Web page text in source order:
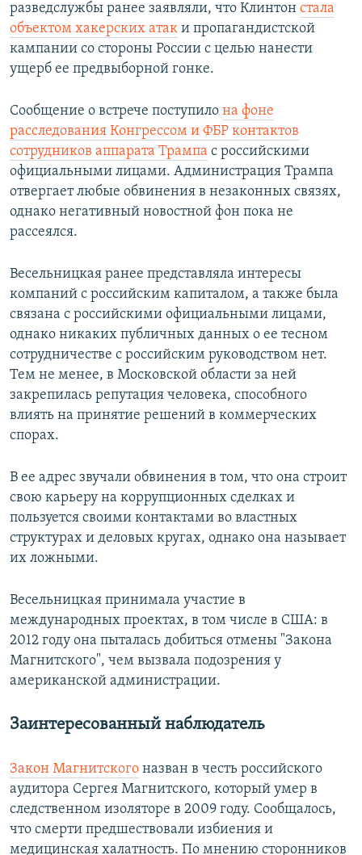
разведслужбы ранее заявляли, что Клинтон стала
объектом хакерских атак и пропагандистской
кампании со стороны России с целью нанести
ущерб ее предвыборной гонке.
Сообщение о встрече поступило на фоне
расследования Конгрессом и ФБР контактов
сотрудников аппарата Трампа с российскими
официальными лицами. Администрация Трампа
отвергает любые обвинения в незаконных связях,
однако негативный новостной фон пока не
рассеялся.
Весельницкая ранее представляла интересы
компаний с российским капиталом, а также была
связана с российскими официальными лицами,
однако никаких публичных данных о ее тесном
сотрудничестве с российским руководством нет.
Тем не менее, в Московской области за ней
закрепилась репутация человека, способного
влиять на принятие решений в коммерческих
спорах.
В ее адрес звучали обвинения в том, что она строит
свою карьеру на коррупционных сделках и
пользуется своими контактами во властных
структурах и деловых кругах, однако она называет
их ложными.
Весельницкая принимала участие в
международных проектах, в том числе в США: в
2012 году она пыталась добиться отмены "Закона
Магнитского", чем вызвала подозрения у
американской администрации.
Заинтересованный наблюдатель
Закон Магнитского назван в честь российского
аудитора Сергея Магнитского, который умер в
следственном изоляторе в 2009 году. Сообщалось,
что смерти предшествовали избиения и
медицинская халатность. По мнению сторонников